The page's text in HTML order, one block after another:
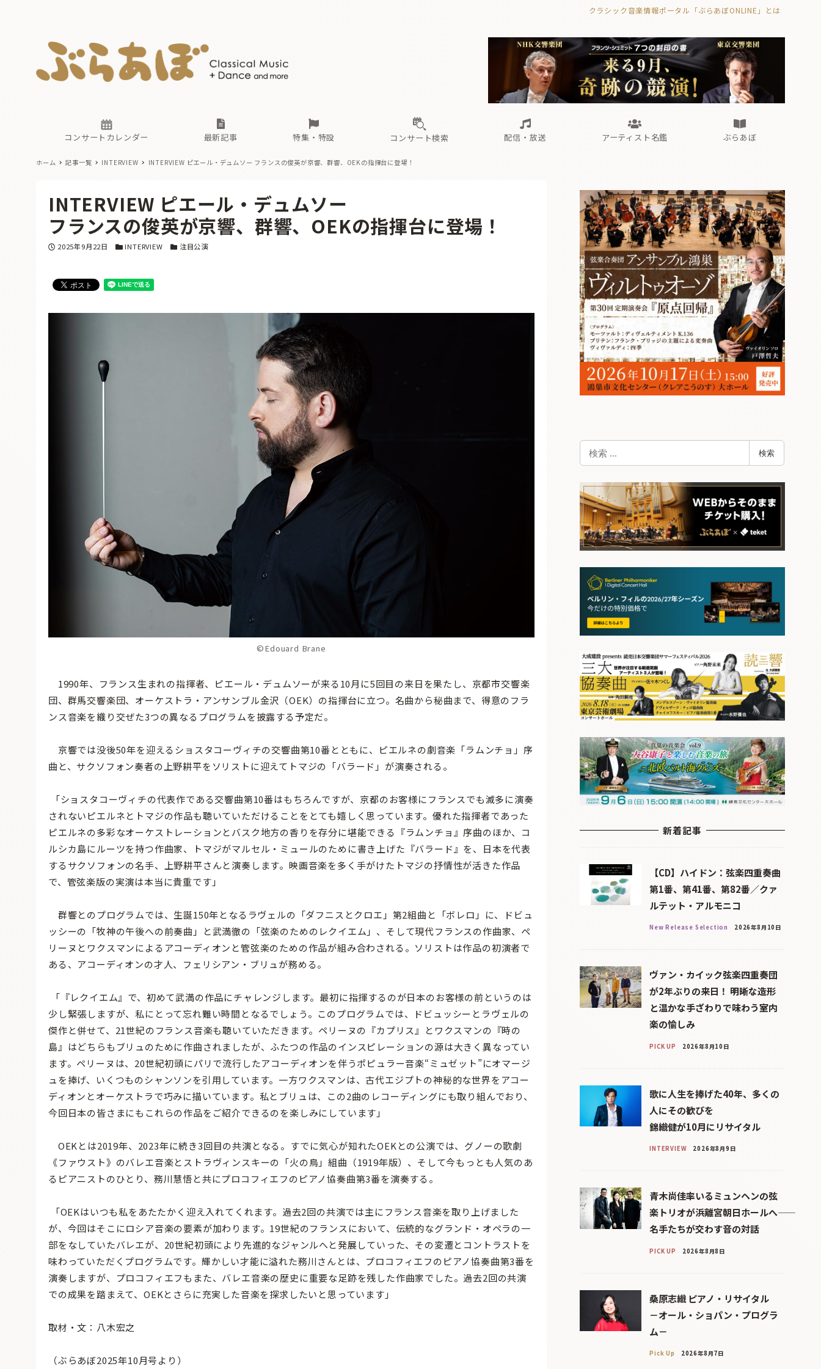
クラシック音楽情報ポータル「ぶらあぼONLINE」とは
コンサートカレンダー 最新記事
古楽とその先と オーケストラの楽屋から 海の向こうの音楽家 ぶらあぼブラス！
フォルテピアノ・オデッセイ
過去の連載
特集・特設
現場のプロが推す！間違いないオーケストラコンサート
コンサート検索 配信・放送
無料ライブ配信スケジュール 有料ライブ配信スケジュール
アーティスト名鑑
あ か さ た は ま わ
ぶらあぼ
古楽とその先と Aからの眺望 ぶらあぼブラス！
フォルテピアノ・オデッセイ
無料ライブ配信スケジュール
あ か さ
ホーム 記事一覧 INTERVIEW INTERVIEW ピエール・デュムソー フランスの俊英が京響、群響、OEKの指揮台に登場！
INTERVIEW ピエール・デュムソー
フランスの俊英が京響、群響、OEKの指揮台に登場！
投稿日
2025年9月22日 カテゴリー
INTERVIEW カテゴリー
注目公演
©Edouard Brane
1990年、フランス生まれの指揮者、ピエール・デュムソーが来る10月に5回目の来日を果たし、京都市交響楽
団、群馬交響楽団、オーケストラ・アンサンブル金沢（OEK）の指揮台に立つ。名曲から秘曲まで、得意のフラ
ンス音楽を織り交ぜた3つの異なるプログラムを披露する予定だ。
京響では没後50年を迎えるショスタコーヴィチの交響曲第10番とともに、ピエルネの劇音楽「ラムンチョ」序
曲と、サクソフォン奏者の上野耕平をソリストに迎えてトマジの「バラード」が演奏される。
「ショスタコーヴィチの代表作である交響曲第10番はもちろんですが、京都のお客様にフランスでも滅多に演奏
されないピエルネとトマジの作品も聴いていただけることをとても嬉しく思っています。優れた指揮者であった
ピエルネの多彩なオーケストレーションとバスク地方の香りを存分に堪能できる『ラムンチョ』序曲のほか、コ
ルシカ島にルーツを持つ作曲家、トマジがマルセル・ミュールのために書き上げた『バラード』を、日本を代表
するサクソフォンの名手、上野耕平さんと演奏します。映画音楽を多く手がけたトマジの抒情性が活きた作品
で、管弦楽版の実演は本当に貴重です」
群響とのプログラムでは、生誕150年となるラヴェルの「ダフニスとクロエ」第2組曲と「ボレロ」に、ドビュ
ッシーの「牧神の午後への前奏曲」と武満徹の「弦楽のためのレクイエム」、そして現代フランスの作曲家、ペ
リーヌとワクスマンによるアコーディオンと管弦楽のための作品が組み合わされる。ソリストは作品の初演者で
ある、アコーディオンの才人、フェリシアン・ブリュが務める。
「『レクイエム』で、初めて武満の作品にチャレンジします。最初に指揮するのが日本のお客様の前というのは
少し緊張しますが、私にとって忘れ難い時間となるでしょう。このプログラムでは、ドビュッシーとラヴェルの
傑作と併せて、21世紀のフランス音楽も聴いていただきます。ペリーヌの『カプリス』とワクスマンの『時の
島』はどちらもブリュのために作曲されましたが、ふたつの作品のインスピレーションの源は大きく異なってい
ます。ペリーヌは、20世紀初頭にパリで流行したアコーディオンを伴うポピュラー音楽“ミュゼット”にオマージ
ュを捧げ、いくつものシャンソンを引用しています。一方ワクスマンは、古代エジプトの神秘的な世界をアコー
ディオンとオーケストラで巧みに描いています。私とブリュは、この2曲のレコーディングにも取り組んでおり、
今回日本の皆さまにもこれらの作品をご紹介できるのを楽しみにしています」
OEKとは2019年、2023年に続き3回目の共演となる。すでに気心が知れたOEKとの公演では、グノーの歌劇
《ファウスト》のバレエ音楽とストラヴィンスキーの「火の鳥」組曲（1919年版）、そして今もっとも人気のあ
るピアニストのひとり、務川慧悟と共にプロコフィエフのピアノ協奏曲第3番を演奏する。
「OEKはいつも私をあたたかく迎え入れてくれます。過去2回の共演では主にフランス音楽を取り上げました
が、今回はそこにロシア音楽の要素が加わります。19世紀のフランスにおいて、伝統的なグランド・オペラの一
部をなしていたバレエが、20世紀初頭により先進的なジャンルへと発展していった、その変遷とコントラストを
味わっていただくプログラムです。輝かしい才能に溢れた務川さんとは、プロコフィエフのピアノ協奏曲第3番を
演奏しますが、プロコフィエフもまた、バレエ音楽の歴史に重要な足跡を残した作曲家でした。過去2回の共演
での成果を踏まえて、OEKとさらに充実した音楽を探求したいと思っています」
取材・文：八木宏之
（ぶらあぼ2025年10月号より）
検
索
検索
新着記事
【CD】ハイドン：弦楽四重奏曲
第1番、第41番、第82番／クァ
ルテット・アルモニコ
New Release Selection 2026年8月10日
ヴァン・カイック弦楽四重奏団
が2年ぶりの来日！ 明晰な造形
と温かな手ざわりで味わう室内
楽の愉しみ
PICK UP 2026年8月10日
歌に人生を捧げた40年、多くの
人にその歓びを
錦織健が10月にリサイタル
INTERVIEW 2026年8月9日
青木尚佳率いるミュンヘンの弦
楽トリオが浜離宮朝日ホールへ――
名手たちが交わす音の対話
PICK UP 2026年8月8日
桑原志織 ピアノ・リサイタル
－オール・ショパン・プログラ
ム－
Pick Up 2026年8月7日